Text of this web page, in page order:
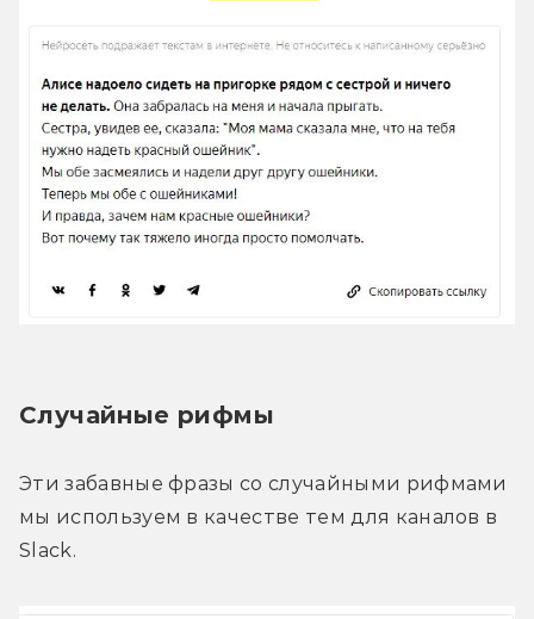
Случайные рифмы
Эти забавные фразы со случайными рифмами
мы используем в качестве тем для каналов в
Slack.